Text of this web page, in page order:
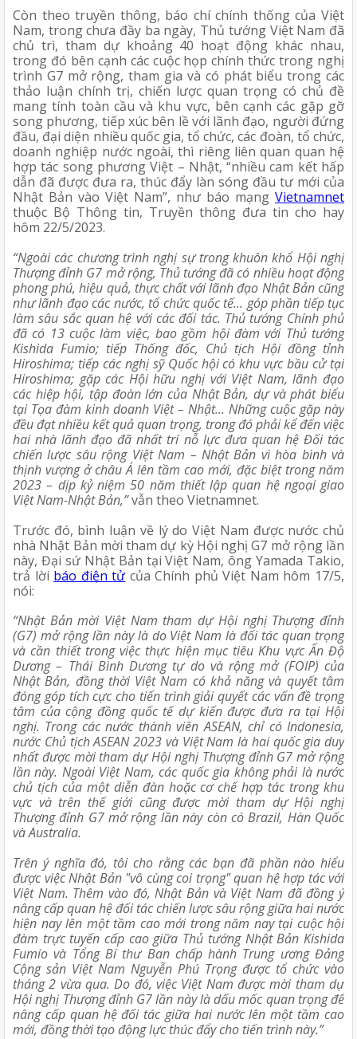
Còn theo truyền thông, báo chí chính thống của Việt
Nam, trong chưa đầy ba ngày, Thủ tướng Việt Nam đã
chủ trì, tham dự khoảng 40 hoạt động khác nhau,
trong đó bên cạnh các cuộc họp chính thức trong nghị
trình G7 mở rộng, tham gia và có phát biểu trong các
thảo luận chính trị, chiến lược quan trọng có chủ đề
mang tính toàn cầu và khu vực, bên cạnh các gặp gỡ
song phương, tiếp xúc bên lề với lãnh đạo, người đứng
đầu, đại diện nhiều quốc gia, tổ chức, các đoàn, tổ chức,
doanh nghiệp nước ngoài, thì riêng liên quan quan hệ
hợp tác song phương Việt – Nhật, “nhiều cam kết hấp
dẫn đã được đưa ra, thúc đẩy làn sóng đầu tư mới của
Nhật Bản vào Việt Nam”, như báo mạng Vietnamnet
thuộc Bộ Thông tin, Truyền thông đưa tin cho hay
hôm 22/5/2023.
“Ngoài các chương trình nghị sự trong khuôn khổ Hội nghị
Thượng đỉnh G7 mở rộng, Thủ tướng đã có nhiều hoạt động
phong phú, hiệu quả, thực chất với lãnh đạo Nhật Bản cũng
như lãnh đạo các nước, tổ chức quốc tế... góp phần tiếp tục
làm sâu sắc quan hệ với các đối tác. Thủ tướng Chính phủ
đã có 13 cuộc làm việc, bao gồm hội đàm với Thủ tướng
Kishida Fumio; tiếp Thống đốc, Chủ tịch Hội đồng tỉnh
Hiroshima; tiếp các nghị sỹ Quốc hội có khu vực bầu cử tại
Hiroshima; gặp các Hội hữu nghị với Việt Nam, lãnh đạo
các hiệp hội, tập đoàn lớn của Nhật Bản, dự và phát biểu
tại Tọa đàm kinh doanh Việt – Nhật... Những cuộc gặp này
đều đạt nhiều kết quả quan trọng, trong đó phải kể đến việc
hai nhà lãnh đạo đã nhất trí nỗ lực đưa quan hệ Đối tác
chiến lược sâu rộng Việt Nam – Nhật Bản vì hòa bình và
thịnh vượng ở châu Á lên tầm cao mới, đặc biệt trong năm
2023 – dịp kỷ niệm 50 năm thiết lập quan hệ ngoại giao
Việt Nam-Nhật Bản,” vẫn theo Vietnamnet.
Trước đó, bình luận về lý do Việt Nam được nước chủ
nhà Nhật Bản mời tham dự kỳ Hội nghị G7 mở rộng lần
này, Đại sứ Nhật Bản tại Việt Nam, ông Yamada Takio,
trả lời báo điện tử của Chính phủ Việt Nam hôm 17/5,
nói:
“Nhật Bản mời Việt Nam tham dự Hội nghị Thượng đỉnh
(G7) mở rộng lần này là do Việt Nam là đối tác quan trọng
và cần thiết trong việc thực hiện mục tiêu Khu vực Ấn Độ
Dương – Thái Bình Dương tự do và rộng mở (FOIP) của
Nhật Bản, đồng thời Việt Nam có khả năng và quyết tâm
đóng góp tích cực cho tiến trình giải quyết các vấn đề trọng
tâm của cộng đồng quốc tế dự kiến được đưa ra tại Hội
nghị. Trong các nước thành viên ASEAN, chỉ có Indonesia,
nước Chủ tịch ASEAN 2023 và Việt Nam là hai quốc gia duy
nhất được mời tham dự Hội nghị Thượng đỉnh G7 mở rộng
lần này. Ngoài Việt Nam, các quốc gia không phải là nước
chủ tịch của một diễn đàn hoặc cơ chế hợp tác trong khu
vực và trên thế giới cũng được mời tham dự Hội nghị
Thượng đỉnh G7 mở rộng lần này còn có Brazil, Hàn Quốc
và Australia.
Trên ý nghĩa đó, tôi cho rằng các bạn đã phần nào hiểu
được việc Nhật Bản "vô cùng coi trọng" quan hệ hợp tác với
Việt Nam. Thêm vào đó, Nhật Bản và Việt Nam đã đồng ý
nâng cấp quan hệ đối tác chiến lược sâu rộng giữa hai nước
hiện nay lên một tầm cao mới trong năm nay tại cuộc hội
đàm trực tuyến cấp cao giữa Thủ tướng Nhật Bản Kishida
Fumio và Tổng Bí thư Ban chấp hành Trung ương Đảng
Cộng sản Việt Nam Nguyễn Phú Trọng được tổ chức vào
tháng 2 vừa qua. Do đó, việc Việt Nam được mời tham dự
Hội nghị Thượng đỉnh G7 lần này là dấu mốc quan trọng để
nâng cấp quan hệ đối tác giữa hai nước lên một tầm cao
mới, đồng thời tạo động lực thúc đẩy cho tiến trình này.”